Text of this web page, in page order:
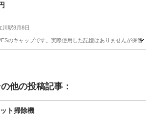
川駅8月8日
のキャップです。実際使用した記憶はありませんが保管
他の投稿記事：
ト掃除機